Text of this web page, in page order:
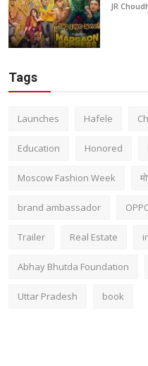
JR
Tags
Launches Hafele
Education Honored
Moscow Fashion Week
brand ambassador
Trailer Real Estate
Abhay Bhutda Foundation
Uttar Pradesh book